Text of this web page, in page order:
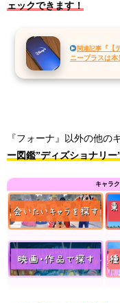
ェックできます！
関連記事 『【
ニープラスは本
『フォーナ』以外の他の
ー図鑑”ディズショナリー
キャラ